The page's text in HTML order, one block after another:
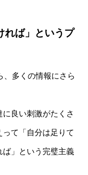
れば」というプ
、多くの情報にさら
良い刺激がたくさ
て「自分は足りて
ば」という完璧主義